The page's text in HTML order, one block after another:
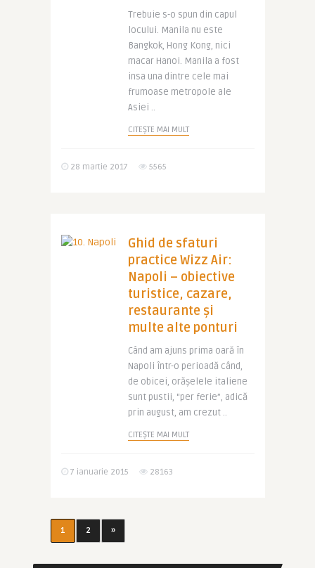
Trebuie s-o spun din capul
locului. Manila nu este
Bangkok, Hong Kong, nici
macar Hanoi. Manila a fost
insa una dintre cele mai
frumoase metropole ale
Asiei ..
CITEȘTE MAI MULT
28 martie 2017 5565
Ghid de sfaturi
practice Wizz Air:
Napoli – obiective
turistice, cazare,
restaurante și
multe alte ponturi
Când am ajuns prima oară în
Napoli într-o perioadă când,
de obicei, orășelele italiene
sunt pustii, “per ferie”, adică
prin august, am crezut ..
CITEȘTE MAI MULT
7 ianuarie 2015 28163
1 2 »